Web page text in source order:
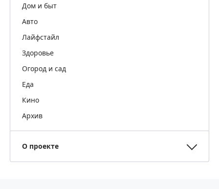
Дом и быт
Авто
Лайфстайл
Здоровье
Огород и сад
Еда
Кино
Архив
О проекте